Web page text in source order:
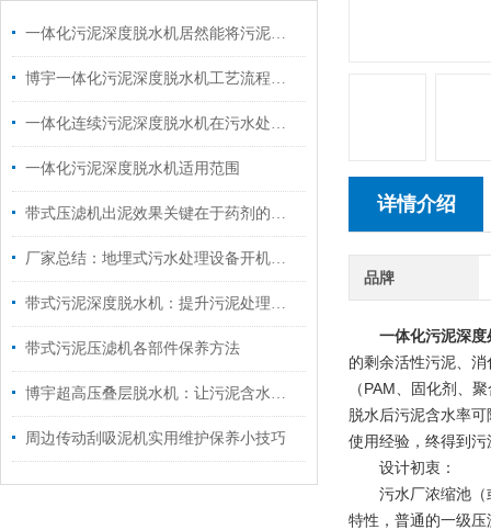
一体化污泥深度脱水机居然能将污泥含水率98%降到60%
博宇一体化污泥深度脱水机工艺流程图解
一体化连续污泥深度脱水机在污水处理厂应用的技术分析
一体化污泥深度脱水机适用范围
带式压滤机出泥效果关键在于药剂的选择
厂家总结：地埋式污水处理设备开机步骤
带式污泥深度脱水机：提升污泥处理效率的关键设备
带式污泥压滤机各部件保养方法
博宇超高压叠层脱水机：让污泥含水率“一降到底”，环保效益拉满
周边传动刮吸泥机实用维护保养小技巧
详情介绍
品牌
一体化污泥深度
的剩余活性污泥、
（PAM、固化剂、
脱水后污泥含水率
使用经验，终得到
设计初衷：
污水厂浓缩池（或
特性，普通的一级